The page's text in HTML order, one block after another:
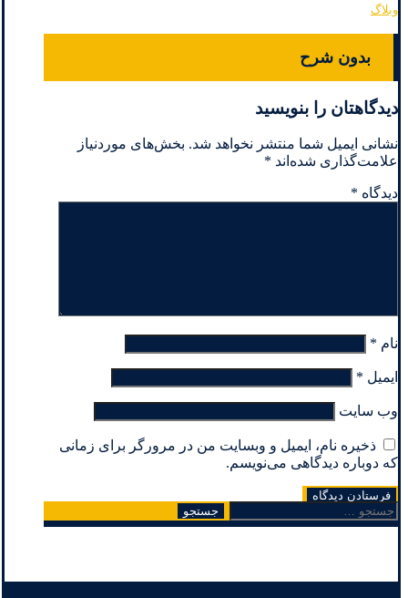
وبلاگ
بدون شرح
دیدگاهتان را بنویسید
نشانی ایمیل شما منتشر نخواهد شد. بخش‌های موردنیاز
علامت‌گذاری شده‌اند *
دیدگاه *
نام *
ایمیل *
وب‌ سایت
ذخیره نام، ایمیل و وبسایت من در مرورگر برای زمانی
که دوباره دیدگاهی می‌نویسم.
جستجو
برای: